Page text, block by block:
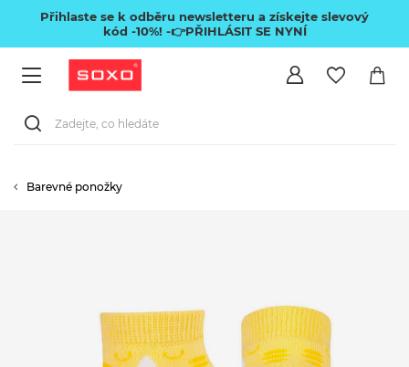
Přihlaste se k odběru newsletteru a získejte slevový
kód -10%! -👉PŘIHLÁSIT SE NYNÍ
Barevné ponožky